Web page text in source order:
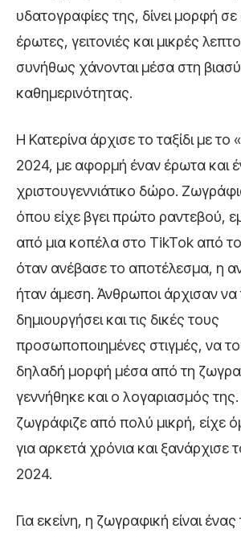
υδατογραφίες της, δίνει μορφή σε
έρωτες, γειτονιές και μικρές
συνήθως χάνονται μέσα στη
καθημερινότητας.
Η Κατερίνα άρχισε το ταξίδι με
2024, με αφορμή έναν έρωτα και
χριστουγεννιάτικο δώρο.
όπου είχε βγει πρώτο ραντεβού,
από μια κοπέλα στο TikTok από το
όταν ανέβασε το αποτέλεσμα, η
ήταν άμεση. Άνθρωποι άρχισαν να
δημιουργήσει και τις δικές τους
προσωποποιημένες στιγμές, να
δηλαδή μορφή μέσα από τη
γεννήθηκε και ο λογαριασμός της.
ζωγράφιζε από πολύ μικρή, είχε
για αρκετά χρόνια και ξανάρχισε
2024.
Για εκείνη, η ζωγραφική είναι